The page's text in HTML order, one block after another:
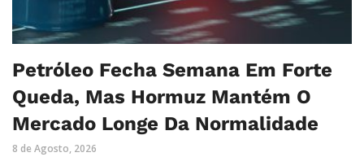
Petróleo Fecha Semana Em Forte
Queda, Mas Hormuz Mantém O
Mercado Longe Da Normalidade
8 de Agosto, 2026